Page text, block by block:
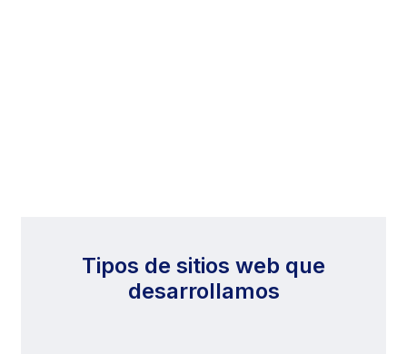
Tipos de sitios web que
desarrollamos